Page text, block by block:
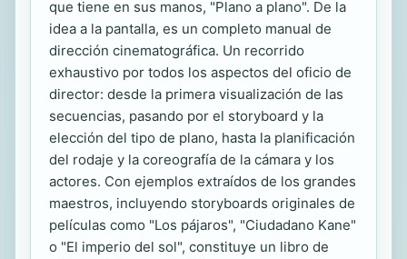
que tiene en sus manos, "Plano a plano". De la
idea a la pantalla, es un completo manual de
dirección cinematográfica. Un recorrido
exhaustivo por todos los aspectos del oficio de
director: desde la primera visualización de las
secuencias, pasando por el storyboard y la
elección del tipo de plano, hasta la planificación
del rodaje y la coreografía de la cámara y los
actores. Con ejemplos extraídos de los grandes
maestros, incluyendo storyboards originales de
películas como "Los pájaros", "Ciudadano Kane"
o "El imperio del sol", constituye un libro de